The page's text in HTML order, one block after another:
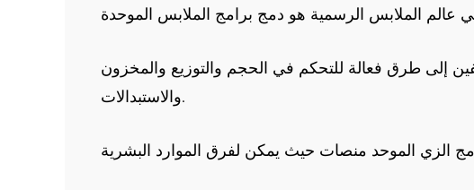
إلى طرق فعالة للتحكم في الحجم والتوزيع والمخزون
والاستبدالات.